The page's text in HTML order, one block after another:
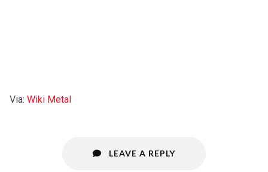
Via: Wiki Metal
LEAVE A REPLY